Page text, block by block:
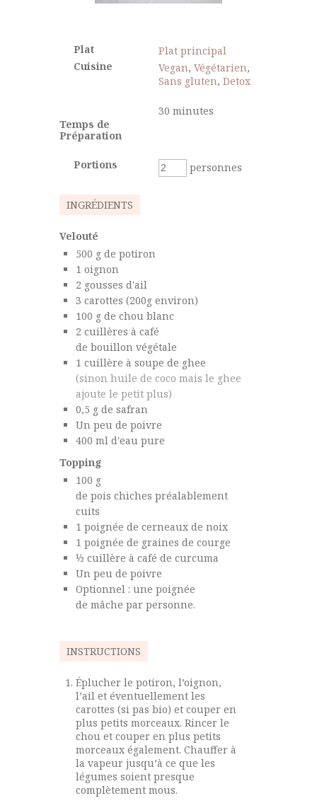
Plat
Plat principal
Cuisine
Vegan, Végétarien,
Sans gluten, Detox
Temps de
Préparation
30 minutes
Portions personnes
INGRÉDIENTS
Velouté
500 g de potiron
1 oignon
2 gousses d'ail
3 carottes (200g environ)
100 g de chou blanc
2 cuillères à café
de bouillon végétale
1 cuillère à soupe de ghee
(sinon huile de coco mais le ghee
ajoute le petit plus)
0,5 g de safran
Un peu de poivre
400 ml d'eau pure
Topping
100 g
de pois chiches préalablement
cuits
1 poignée de cerneaux de noix
1 poignée de graines de courge
½ cuillère à café de curcuma
Un peu de poivre
Optionnel : une poignée
de mâche par personne.
INSTRUCTIONS
Éplucher le potiron, l’oignon,
l’ail et éventuellement les
carottes (si pas bio) et couper en
plus petits morceaux. Rincer le
chou et couper en plus petits
morceaux également. Chauffer à
la vapeur jusqu’à ce que les
légumes soient presque
complètement mous.